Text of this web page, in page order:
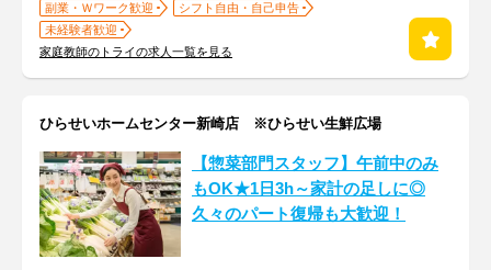
副業・Ｗワーク歓迎
シフト自由・自己申告
未経験者歓迎
家庭教師のトライの求人一覧を見る
ひらせいホームセンター新崎店 ※ひらせい生鮮広場
【惣菜部門スタッフ】午前中のみ
もOK★1日3h～家計の足しに◎
久々のパート復帰も大歓迎！